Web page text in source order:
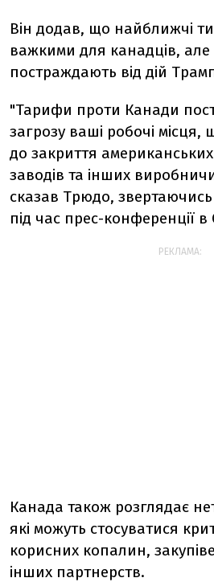
Він додав, що найближчі
важкими для канадців,
постраждають від дій
"Тарифи проти Канади
загрозу ваші робочі
до закриття
заводів та інших
сказав Трюдо,
під час прес-конференції в
РЕКЛАМА:
Канада також розглядає
які можуть стосуватися
корисних копалин,
інших партнерств.